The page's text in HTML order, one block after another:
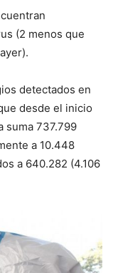
(2 menos que
detectados en
desde el inicio
suma 737.799
a 10.448
a 640.282 (4.106